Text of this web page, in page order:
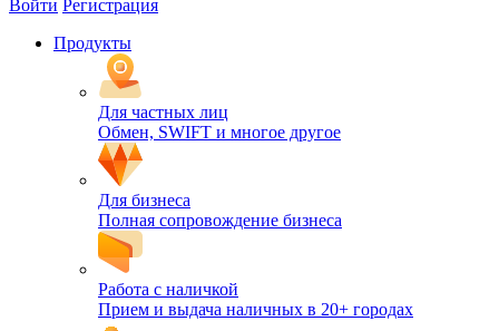
Войти Регистрация
Продукты
Для частных лиц
Обмен, SWIFT и многое другое
Для бизнеса
Полная сопровождение бизнеса
Работа с наличкой
Прием и выдача наличных в 20+ городах